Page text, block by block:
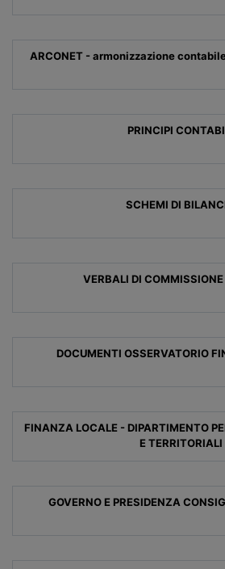
ARCONET - armonizzazione
PRINCIPI
SCHEMI DI
VERBALI DI
DOCUMENTI OSSERVATORIO
FINANZA LOCALE - DIPARTIMENTO
E TERRITORIALI
GOVERNO E PRESIDENZA